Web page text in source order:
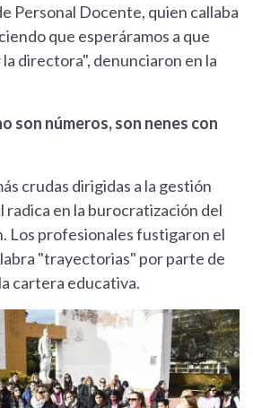
Personal Docente, quien callaba
que esperáramos a que
directora", denunciaron en la
son números, son nenes con
crudas dirigidas a la gestión
en la burocratización del
Los profesionales fustigaron el
"trayectorias" por parte de
cartera educativa.